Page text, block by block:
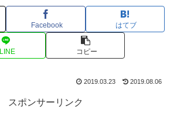
Facebook はてブ
LINE コピー
2019.03.23 2019.08.06
スポンサーリンク